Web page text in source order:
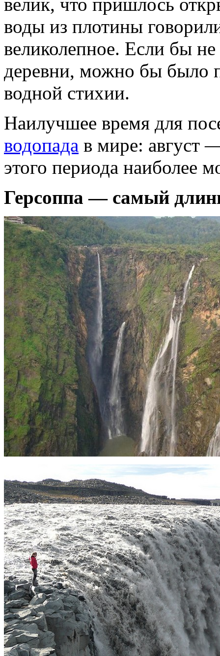
воды из плотины
великолепное. Если бы
деревни, можно бы было
водной стихии.
Наилучшее время для
водопада в мире: август
этого периода наиболее
Герсоппа — самый